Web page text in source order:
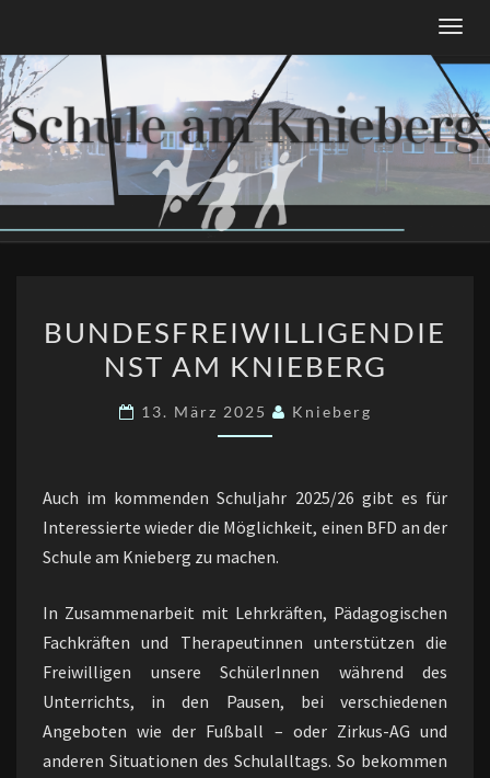
content
AM
KNIEBERG
BUNDESFREIWILLIGENDIE
NST AM KNIEBERG
13. März 2025 Knieberg
Auch im kommenden Schuljahr 2025/26 gibt es für
Interessierte wieder die Möglichkeit, einen BFD an der
Schule am Knieberg zu machen.
In Zusammenarbeit mit Lehrkräften, Pädagogischen
Fachkräften und Therapeutinnen unterstützen die
Freiwilligen unsere SchülerInnen während des
Unterrichts, in den Pausen, bei verschiedenen
Angeboten wie der Fußball – oder Zirkus-AG und
anderen Situationen des Schulalltags. So bekommen